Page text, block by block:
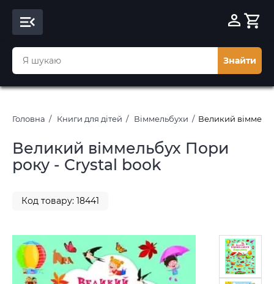
Знайти
Головна Книги для дітей Віммельбухи Великий
Великий віммельбух Пори
року - Crystal book
Код товару: 18441